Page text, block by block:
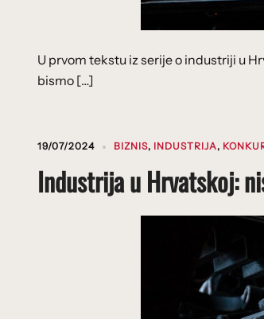
U prvom tekstu iz serije o industriji u
bismo […]
19/07/2024 BIZNIS, INDUSTRIJA,
Industrija u Hrvatskoj: